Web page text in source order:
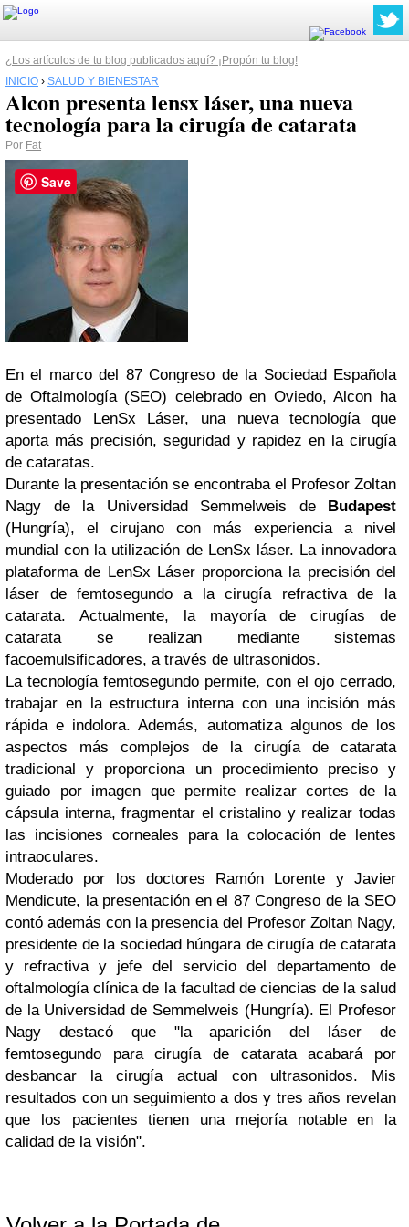
¿Los artículos de tu blog publicados aquí? ¡Propón tu blog!
INICIO › SALUD Y BIENESTAR
Alcon presenta lensx láser, una nueva
tecnología para la cirugía de catarata
Por Fat
En el marco del 87 Congreso de la Sociedad Española
de Oftalmología (SEO) celebrado en Oviedo, Alcon ha
presentado LenSx Láser, una nueva tecnología que
aporta más precisión, seguridad y rapidez en la cirugía
de cataratas.
Durante la presentación se encontraba el Profesor Zoltan
Nagy de la Universidad Semmelweis de Budapest
(Hungría), el cirujano con más experiencia a nivel
mundial con la utilización de LenSx láser. La innovadora
plataforma de LenSx Láser proporciona la precisión del
láser de femtosegundo a la cirugía refractiva de la
catarata. Actualmente, la mayoría de cirugías de
catarata se realizan mediante sistemas
facoemulsificadores, a través de ultrasonidos.
La tecnología femtosegundo permite, con el ojo cerrado,
trabajar en la estructura interna con una incisión más
rápida e indolora. Además, automatiza algunos de los
aspectos más complejos de la cirugía de catarata
tradicional y proporciona un procedimiento preciso y
guiado por imagen que permite realizar cortes de la
cápsula interna, fragmentar el cristalino y realizar todas
las incisiones corneales para la colocación de lentes
intraoculares.
Moderado por los doctores Ramón Lorente y Javier
Mendicute, la presentación en el 87 Congreso de la SEO
contó además con la presencia del Profesor Zoltan Nagy,
presidente de la sociedad húngara de cirugía de catarata
y refractiva y jefe del servicio del departamento de
oftalmología clínica de la facultad de ciencias de la salud
de la Universidad de Semmelweis (Hungría). El Profesor
Nagy destacó que "la aparición del láser de
femtosegundo para cirugía de catarata acabará por
desbancar la cirugía actual con ultrasonidos. Mis
resultados con un seguimiento a dos y tres años revelan
que los pacientes tienen una mejoría notable en la
calidad de la visión".
Save